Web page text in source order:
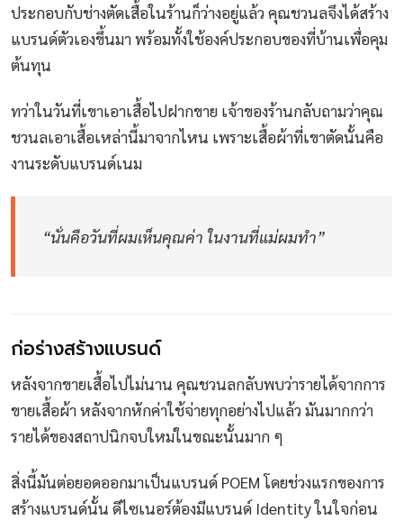
ประกอบกับช่างตัดเสื้อในร้านก็ว่างอยู่แล้ว คุณชวนลจึงได้สร้าง
แบรนด์ตัวเองขึ้นมา พร้อมทั้งใช้องค์ประกอบของที่บ้านเพื่อคุม
ต้นทุน
ทว่าในวันที่เขาเอาเสื้อไปฝากขาย เจ้าของร้านกลับถามว่าคุณ
ชวนลเอาเสื้อเหล่านี้มาจากไหน เพราะเสื้อผ้าที่เขาตัดนั้นคือ
งานระดับแบรนด์เนม
“นั่นคือวันที่ผมเห็นคุณค่า ในงานที่แม่ผมทำ”
ก่อร่างสร้างแบรนด์
หลังจากขายเสื้อไปไม่นาน คุณชวนลกลับพบว่ารายได้จากการ
ขายเสื้อผ้า หลังจากหักค่าใช้จ่ายทุกอย่างไปแล้ว มันมากกว่า
รายได้ของสถาปนิกจบใหม่ในขณะนั้นมาก ๆ
สิ่งนี้มันต่อยอดออกมาเป็นแบรนด์ POEM โดยช่วงแรกของการ
สร้างแบรนด์นั้น ดีไซเนอร์ต้องมีแบรนด์ Identity ในใจก่อน